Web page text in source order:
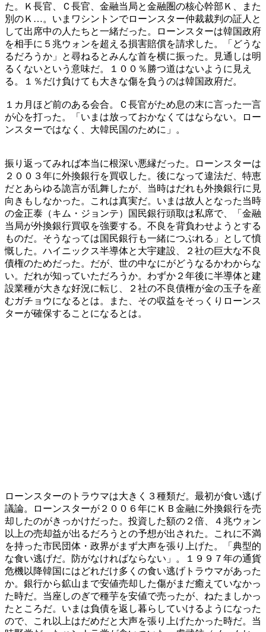
た。Ｋ長官、Ｃ長官、金融当局と金融圏の核心幹部Ｋ、また
別のＫ…。いまワシントンでローンスター仲裁裁判の証人と
して出席中の人たちと一緒だった。ローンスターは韓国政府
を相手に５兆ウォンを超える損害賠償を請求した。「どうな
るだろうか」と尋ねるとみんな首を横に振った。見通しは明
るくないという意味だ。１００％勝つ道はないように見え
る。１％だけ負けても大きな傷を負うのは韓国政府だ。
１カ月ほど前のある会合。Ｃ長官がため息の末に言った一言
が心を打った。「いまは放っておかなくてはならない。ロー
ンスターではなく、大韓民国のために」。
振り返ってみれば本当に根深い悪縁だった。ローンスターは
２００３年に外換銀行を買収した。後になって違法だ、特恵
だとあらゆる詭言が乱舞したが、当時はだれも外換銀行に見
向きもしなかった。これは真実だ。いまは故人となった当時
の金正泰（キム・ジョンテ）国民銀行頭取は私席で、「金融
当局が外換銀行買収を強要する。不良を背負わせようとする
ものだ。そうなっては国民銀行も一緒につぶれる」として憤
慨した。ハイニックス半導体と大宇建設、２社の巨大な不良
債権のためだった。だが、世の中なにがどうなるかわからな
い。だれが知っていただろうか。わずか２年後に半導体と建
設業種が大きな好況に転じ、２社の不良債権が金の玉子を産
むガチョウになるとは。また、その収益をそっくりローンス
ターが確保することになるとは。
ローンスターのトラウマは大きく３種類だ。最初が食い逃げ
議論。ローンスターが２００６年にＫＢ金融に外換銀行を売
却したのがきっかけだった。投資した額の２倍、４兆ウォン
以上の売却益が出るだろうとの予想が出された。これに不満
を持った市民団体・政界がまず大声を張り上げた。「典型的
な食い逃げだ。防がなければならない」。１９９７年の通貨
危機以降韓国にはどれだけ多くの食い逃げトラウマがあった
か。銀行から鉱山まで安値売却した傷がまだ癒えていなかっ
た時だ。当座しのぎで種芋を安値で売ったが、ねたましかっ
たところだ。いまは負債を返し暮らしていけるようになった
ので、これ以上はだめだと大声を張り上げたかった時だ。当